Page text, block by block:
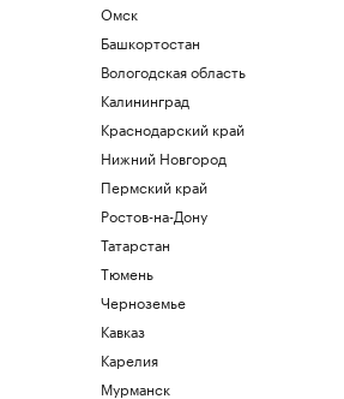
Омск
Башкортостан
Вологодская область
Калининград
Краснодарский край
Нижний Новгород
Пермский край
Ростов-на-Дону
Татарстан
Тюмень
Черноземье
Кавказ
Карелия
Мурманск